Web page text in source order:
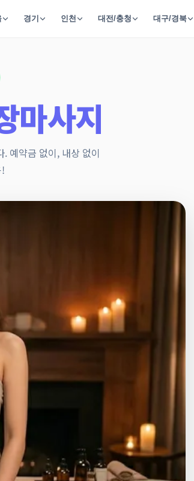
경기 인천 대전/충청 대구/경북
마사지
예약금 없이, 내상 없이